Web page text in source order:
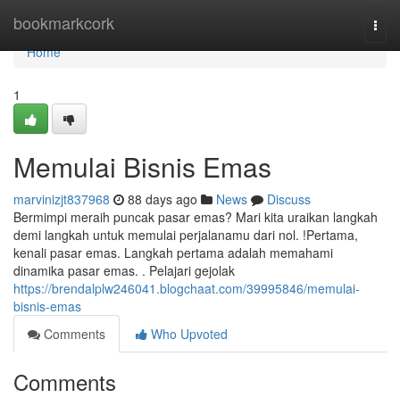
bookmarkcork
Home
Home
1
Memulai Bisnis Emas
marvinizjt837968 88 days ago News
Discuss
Bermimpi meraih puncak pasar emas? Mari kita uraikan langkah
demi langkah untuk memulai perjalanamu dari nol. !Pertama,
kenali pasar emas. Langkah pertama adalah memahami
dinamika pasar emas. . Pelajari gejolak
https://brendalplw246041.blogchaat.com/39995846/memulai-
bisnis-emas
Comments
Who Upvoted
Comments